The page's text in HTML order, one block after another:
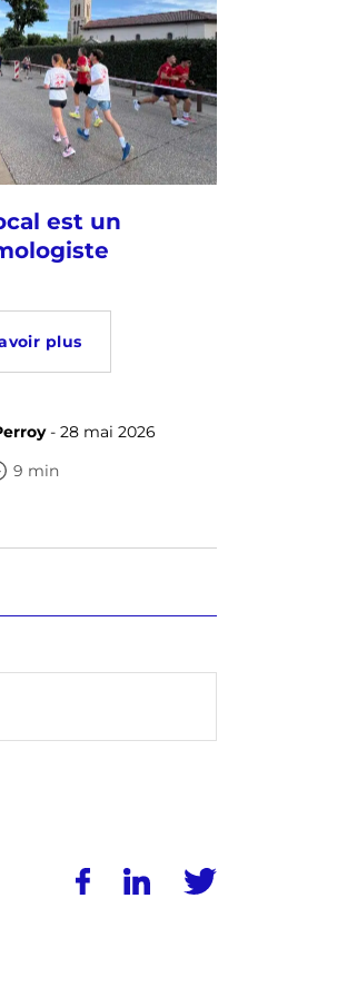
est un
plus
- 28 mai 2026
9 min